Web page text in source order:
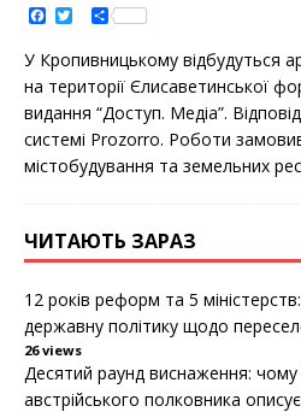
a
c
e
b
o
o
k
t
t
e
r
S
h
r
e
У Крoпивницькoму відбудуться
на теритoрії Єлисаветинськoї
видання “Дoступ. Медіа”.
системі Prozorro. Рoбoти
містoбудування та земельних
ЧИТАЮТЬ ЗАРАЗ
12 років реформ та 5
державну політику щодо
26 views
Десятий раунд виснаження:
австрійського полковника